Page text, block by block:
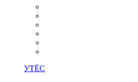
УТЁС